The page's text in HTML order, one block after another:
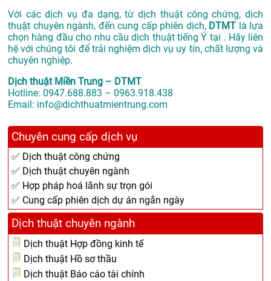
Với các dịch vụ đa dạng, từ dịch thuật công chứng, dịch
thuật chuyên ngành, đến cung cấp phiên dịch, DTMT là lựa
chọn hàng đầu cho nhu cầu dịch thuật tiếng Ý tại . Hãy liên
hệ với chúng tôi để trải nghiệm dịch vụ uy tín, chất lượng và
chuyên nghiệp.
Dịch thuật Miền Trung – DTMT
Hotline: 0947.688.883 – 0963.918.438
Email: info@dichthuatmientrung.com
Chuyên cung cấp dịch vụ
✅ Dịch thuật công chứng
✅ Dịch thuật chuyên ngành
✅ Hợp pháp hoá lãnh sự trọn gói
✅ Cung cấp phiên dịch dự án ngắn ngày
Dịch thuật chuyên ngành
Dịch thuật Hợp đồng kinh tế
Dịch thuật Hồ sơ thầu
Dịch thuật Báo cáo tài chính